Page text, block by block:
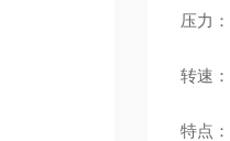
压力
转速
特点